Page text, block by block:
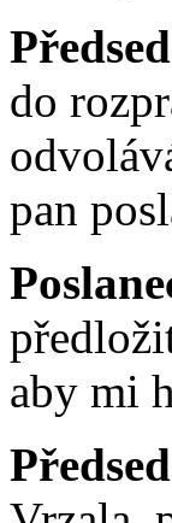
do
pan
aby mi